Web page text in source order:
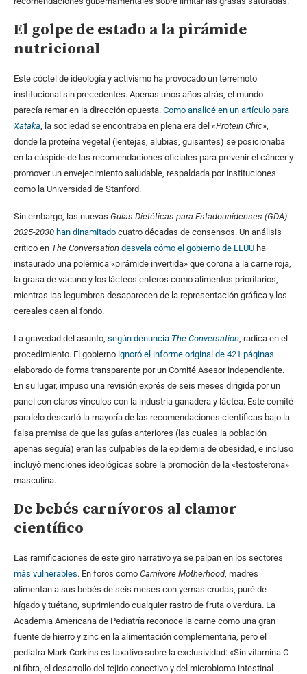
El golpe de estado a la pirámide
nutricional
Este cóctel de ideología y activismo ha provocado un terremoto
institucional sin precedentes. Apenas unos años atrás, el mundo
parecía remar en la dirección opuesta. Como analicé en un artículo para
Xataka , la sociedad se encontraba en plena era del «Protein Chic»
donde la proteína vegetal (lentejas, alubias, guisantes) se posicionaba
en la cúspide de las recomendaciones oficiales para prevenir el cáncer y
promover un envejecimiento saludable, respaldada por instituciones
como la Universidad de Stanford.
Sin embargo, las nuevas Guías Dietéticas para Estadounidenses (GDA)
2025-2030 han dinamitado cuatro décadas de consensos. Un análisis
crítico en The Conversation desvela cómo el gobierno de EEUU ha
instaurado una polémica «pirámide invertida» que corona a la carne roja,
la grasa de vacuno y los lácteos enteros como alimentos prioritarios,
mientras las legumbres desaparecen de la representación gráfica y los
cereales caen al fondo.
La gravedad del asunto, según denuncia The Conversation , radica en el
procedimiento. El gobierno ignoró el informe original de 421 páginas
elaborado de forma transparente por un Comité Asesor independiente.
En su lugar, impuso una revisión exprés de seis meses dirigida por un
panel con claros vínculos con la industria ganadera y láctea. Este comité
paralelo descartó la mayoría de las recomendaciones científicas bajo la
falsa premisa de que las guías anteriores (las cuales la población
apenas seguía) eran las culpables de la epidemia de obesidad, e incluso
incluyó menciones ideológicas sobre la promoción de la «testosterona»
masculina.
De bebés carnívoros al clamor
científico
Las ramificaciones de este giro narrativo ya se palpan en los sectores
más vulnerables. En foros como Carnivore Motherhood, madres
alimentan a sus bebés de seis meses con yemas crudas, puré de
hígado y tuétano, suprimiendo cualquier rastro de fruta o verdura. La
Academia Americana de Pediatría reconoce la carne como una gran
fuente de hierro y zinc en la alimentación complementaria, pero el
pediatra Mark Corkins es taxativo sobre la exclusividad: «Sin vitamina C
ni fibra, el desarrollo del tejido conectivo y del microbioma intestinal